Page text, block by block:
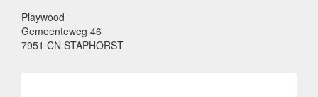
Playwood
Gemeenteweg 46
7951 CN STAPHORST